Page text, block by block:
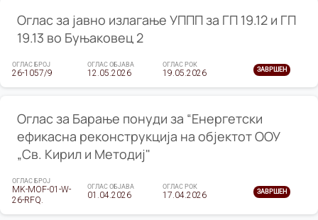
Оглас за јавно излагање УППП за ГП 19.12 и ГП
19.13 во Буњаковец 2
ОГЛАС БРОЈ
26-1057/9
ОГЛАС ОБЈАВА
12.05.2026
ОГЛАС РОК
19.05.2026 ЗАВРШЕН
Оглас за Барање понуди за “Енергетски
ефикасна реконструкција на објектот ООУ
„Св. Кирил и Методиј"
ОГЛАС БРОЈ
MK-MOF-01-W-
26-RFQ.
ОГЛАС ОБЈАВА
01.04.2026
ОГЛАС РОК
17.04.2026 ЗАВРШЕН